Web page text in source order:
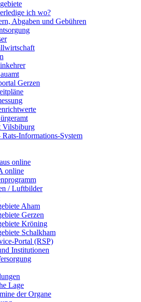
ich wo?
Abgaben und Gebühren
Gerzen
Vilsbiburg
Rats-Informations-System
online
online
/ Luftbilder
Aham
Gerzen
Kröning
Schalkham
Portal (RSP)
Institutionen
Lage
der Organe